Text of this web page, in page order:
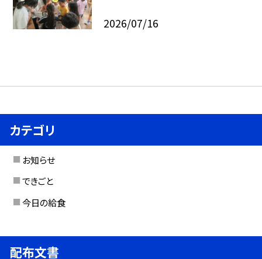
2026/07/16
カテゴリ
お知らせ
できごと
今日の給食
配布文書